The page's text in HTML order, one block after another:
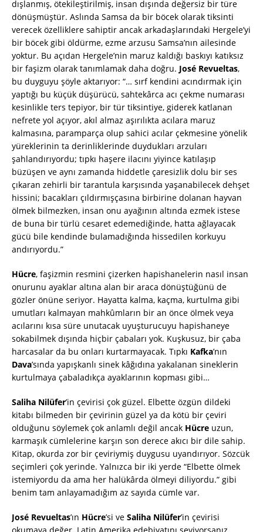
dışlanmış, ötekileştirilmiş, insan dışında değersiz bir türe
dönüşmüştür. Aslında Samsa da bir böcek olarak tiksinti
verecek özelliklere sahiptir ancak arkadaşlarındaki Hergele’yi
bir böcek gibi öldürme, ezme arzusu Samsa’nın ailesinde
yoktur. Bu açıdan Hergele’nin maruz kaldığı baskıyı katıksız
bir faşizm olarak tanımlamak daha doğru. José Revueltas,
bu duyguyu şöyle aktarıyor: “… sırf kendini acındırmak için
yaptığı bu küçük düşürücü, sahtekârca acı çekme numarası
kesinlikle ters tepiyor, bir tür tiksintiye, giderek katlanan
nefrete yol açıyor, akıl almaz aşırılıkta acılara maruz
kalmasına, paramparça olup sahici acılar çekmesine yönelik
yüreklerinin ta derinliklerinde duydukları arzuları
şahlandırıyordu; tıpkı haşere ilacını yiyince katılaşıp
büzüşen ve aynı zamanda hiddetle çaresizlik dolu bir ses
çıkaran zehirli bir tarantula karşısında yaşanabilecek dehşet
hissini; bacakları çıldırmışçasına birbirine dolanan hayvan
ölmek bilmezken, insan onu ayağının altında ezmek istese
de buna bir türlü cesaret edemediğinde, hatta ağlayacak
gücü bile kendinde bulamadığında hissedilen korkuyu
andırıyordu.”
Hücre, faşizmin resmini çizerken hapishanelerin nasıl insan
onurunu ayaklar altına alan bir araca dönüştüğünü de
gözler önüne seriyor. Hayatta kalma, kaçma, kurtulma gibi
umutları kalmayan mahkûmların bir an önce ölmek veya
acılarını kısa süre unutacak uyuşturucuyu hapishaneye
sokabilmek dışında hiçbir çabaları yok. Kuşkusuz, bir çaba
harcasalar da bu onları kurtarmayacak. Tıpkı Kafka’nın
Dava’sında yapışkanlı sinek kâğıdına yakalanan sineklerin
kurtulmaya çabaladıkça ayaklarının kopması gibi…
Saliha Nilüfer’in çevirisi çok güzel. Elbette özgün dildeki
kitabı bilmeden bir çevirinin güzel ya da kötü bir çeviri
olduğunu söylemek çok anlamlı değil ancak Hücre uzun,
karmaşık cümlelerine karşın son derece akıcı bir dile sahip.
Kitap, okurda zor bir çeviriymiş duygusu uyandırıyor. Sözcük
seçimleri çok yerinde. Yalnızca bir iki yerde “Elbette ölmek
istemiyordu da ama her halükârda ölmeyi diliyordu.” gibi
benim tam anlayamadığım az sayıda cümle var.
José Revueltas’ın Hücre’si ve Saliha Nilüfer’in çevirisi